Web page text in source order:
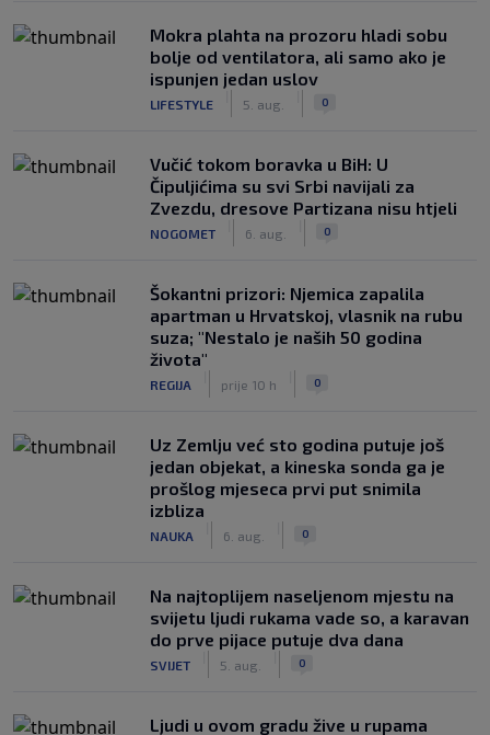
Mokra plahta na prozoru hladi sobu
bolje od ventilatora, ali samo ako je
ispunjen jedan uslov
LIFESTYLE 5. aug. 0
Vučić tokom boravka u BiH: U
Čipuljićima su svi Srbi navijali za
Zvezdu, dresove Partizana nisu htjeli
NOGOMET 6. aug. 0
Šokantni prizori: Njemica zapalila
apartman u Hrvatskoj, vlasnik na rubu
suza; "Nestalo je naših 50 godina
života"
REGIJA prije 10 h 0
Uz Zemlju već sto godina putuje još
jedan objekat, a kineska sonda ga je
prošlog mjeseca prvi put snimila
izbliza
NAUKA 6. aug. 0
Na najtoplijem naseljenom mjestu na
svijetu ljudi rukama vade so, a karavan
do prve pijace putuje dva dana
SVIJET 5. aug. 0
Ljudi u ovom gradu žive u rupama